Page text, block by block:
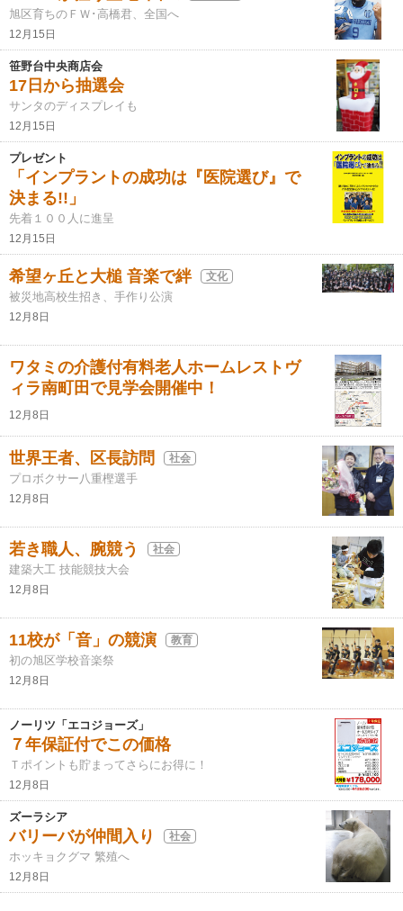
旭区育ちのＦＷ･高橋君、全国へ
12月15日
笹野台中央商店会
17日から抽選会
サンタのディスプレイも
12月15日
プレゼント
「インプラントの成功は『医院選び』で
決まる!!」
先着１００人に進呈
12月15日
希望ヶ丘と大槌 音楽で絆 文化
被災地高校生招き、手作り公演
12月8日
ワタミの介護付有料老人ホームレストヴ
ィラ南町田で見学会開催中！
12月8日
世界王者、区長訪問 社会
プロボクサー八重樫選手
12月8日
若き職人、腕競う 社会
建築大工 技能競技大会
12月8日
11校が「音」の競演 教育
初の旭区学校音楽祭
12月8日
ノーリツ「エコジョーズ」
７年保証付でこの価格
Ｔポイントも貯まってさらにお得に！
12月8日
ズーラシア
バリーバが仲間入り 社会
ホッキョクグマ 繁殖へ
12月8日